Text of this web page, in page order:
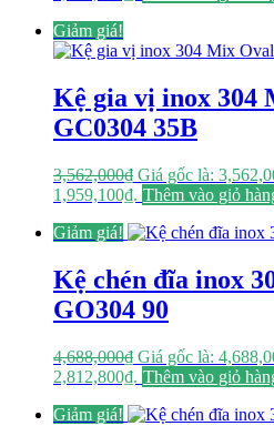
Giảm giá!
Kệ gia vị inox 304
GC0304 35B
3,562,000₫ Giá gốc là:
1,959,100₫. Thêm vào giỏ
Giảm giá!
Kệ chén đĩa inox
GO304 90
4,688,000₫ Giá gốc là:
2,812,800₫. Thêm vào giỏ
Giảm giá!